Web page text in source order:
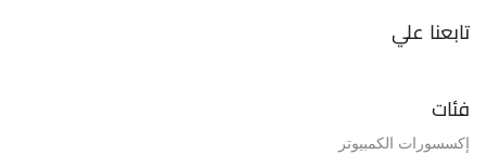
تابعنا علي
فئات
إكسسورات الكمبيوتر